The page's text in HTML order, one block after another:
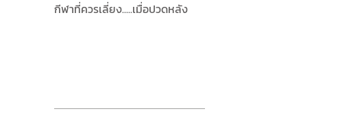
กีฬาที่ควรเลี่ยง.....เมื่อปวดหลัง